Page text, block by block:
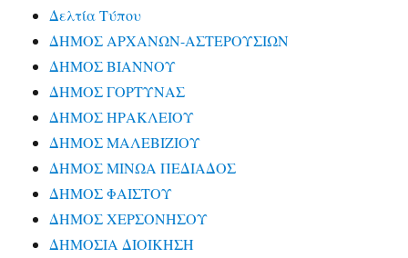
Δελτία Τύπου
ΔΗΜΟΣ ΑΡΧΑΝΩΝ-ΑΣΤΕΡΟΥΣΙΩΝ
ΔΗΜΟΣ ΒΙΑΝΝΟΥ
ΔΗΜΟΣ ΓΟΡΤΥΝΑΣ
ΔΗΜΟΣ ΗΡΑΚΛΕΙΟΥ
ΔΗΜΟΣ ΜΑΛΕΒΙΖΙΟΥ
ΔΗΜΟΣ ΜΙΝΩΑ ΠΕΔΙΑΔΟΣ
ΔΗΜΟΣ ΦΑΙΣΤΟΥ
ΔΗΜΟΣ ΧΕΡΣΟΝΗΣΟΥ
ΔΗΜΟΣΙΑ ΔΙΟΙΚΗΣΗ